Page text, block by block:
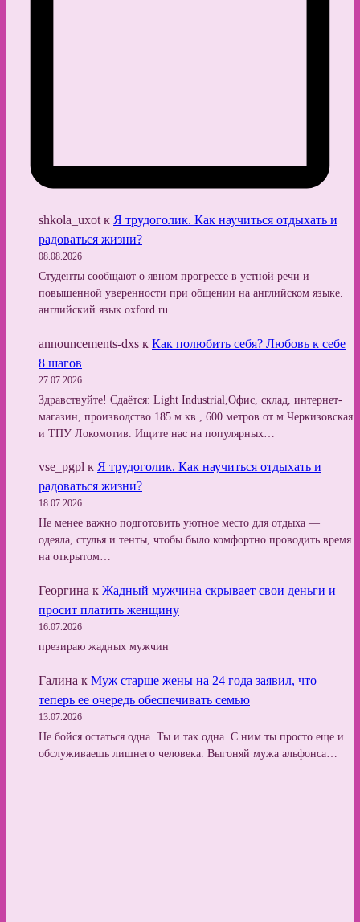
shkola_uxot к Я трудоголик. Как научиться отдыхать и
радоваться жизни?
08.08.2026
Студенты сообщают о явном прогрессе в устной речи и
повышенной уверенности при общении на английском языке.
английский язык oxford ru…
announcements-dxs к Как полюбить себя? Любовь к себе
8 шагов
27.07.2026
Здравствуйте! Сдаётся: Light Industrial,Офис, склад, интернет-
магазин, производство 185 м.кв., 600 метров от м.Черкизовская
и ТПУ Локомотив. Ищите нас на популярных…
vse_pgpl к Я трудоголик. Как научиться отдыхать и
радоваться жизни?
18.07.2026
Не менее важно подготовить уютное место для отдыха —
одеяла, стулья и тенты, чтобы было комфортно проводить время
на открытом…
Георгина к Жадный мужчина скрывает свои деньги и
просит платить женщину
16.07.2026
презираю жадных мужчин
Галина к Муж старше жены на 24 года заявил, что
теперь ее очередь обеспечивать семью
13.07.2026
Не бойся остаться одна. Ты и так одна. С ним ты просто еще и
обслуживаешь лишнего человека. Выгоняй мужа альфонса…